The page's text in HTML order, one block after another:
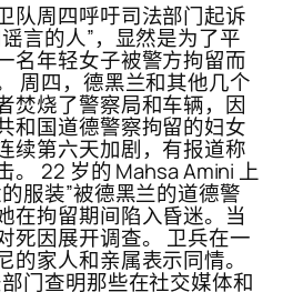
队周四呼吁司法部门起诉
言的人”，显然是为了平
名年轻女子被警方拘留而
周四，德黑兰和其他几个
焚烧了警察局和车辆，因
和国道德警察拘留的妇女
续第六天加剧，有报道称
。 22 岁的 Mahsa Amini 上
服装”被德黑兰的道德警
在拘留期间陷入昏迷。当
死因展开调查。 卫兵在一
的家人和亲属表示同情。
门查明那些在社交媒体和